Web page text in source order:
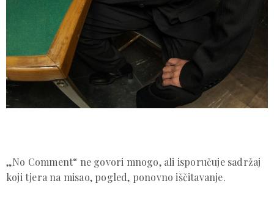
„No Comment“ ne govori mnogo, ali isporučuje sadržaj
koji tjera na misao, pogled, ponovno iščitavanje.